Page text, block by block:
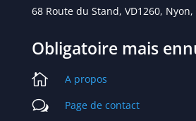
68 Route du Stand, VD1260, Nyon,
Obligatoire mais
 A propos
w Page de contact